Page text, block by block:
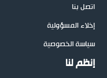
اتصل بنا
إخلاء المسؤولية
سياسة الخصوصية
إنظم لنا